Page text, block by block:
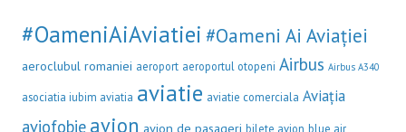
#OameniAiAviatiei #Oameni Ai Aviației
aeroclubul romaniei aeroport aeroportul otopeni Airbus Airbus A340
asociatia iubim aviatia aviatie aviatie comerciala Aviația
aviofobie avion avion de pasageri bilete avion blue air